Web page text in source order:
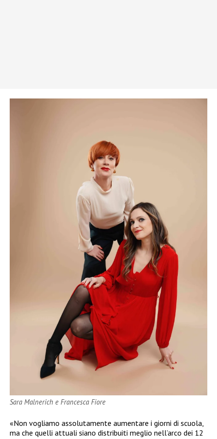
Sara Malnerich e Francesca Fiore
«Non vogliamo assolutamente aumentare i giorni di scuola,
ma che quelli attuali siano distribuiti meglio nell’arco dei 12